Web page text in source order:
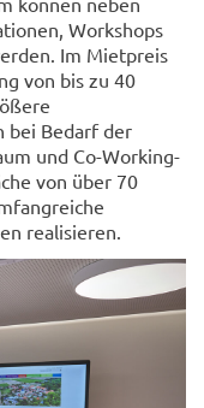
Workshops
Im Mietpreis
von bis zu 40
bei Bedarf der
und Co-Working-
von über 70
realisieren.